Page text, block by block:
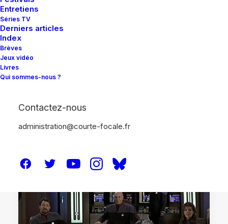
Entretiens
Séries TV
Derniers articles
Index
Brèves
Jeux vidéo
Livres
Qui sommes-nous ?
Contactez-nous
administration@courte-focale.fr